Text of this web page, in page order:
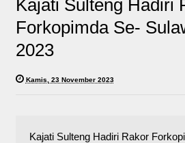
Kajati Sulteng Hadiri
Forkopimda Se-
2023
Kamis, 23 November 2023
Kajati Sulteng Hadiri Rakor